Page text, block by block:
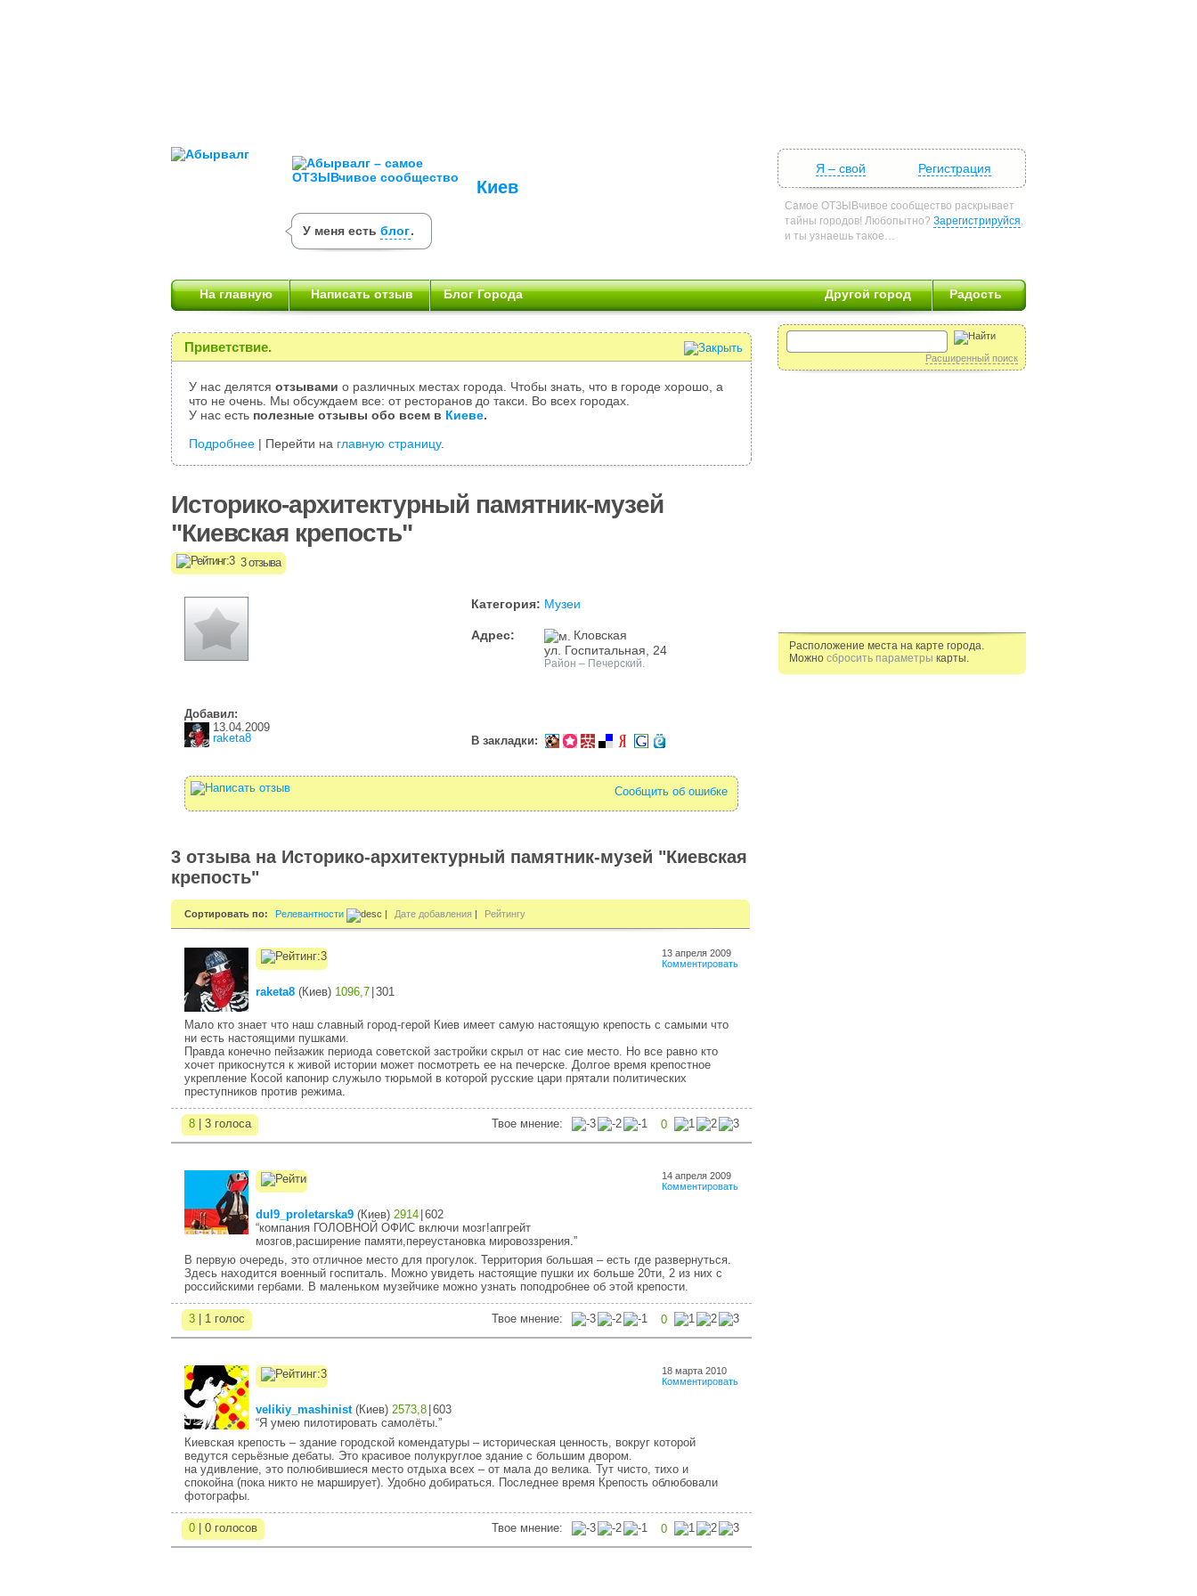
Киев
У меня есть блог.
Я – свой Регистрация
Самое ОТЗЫВчивое сообщество раскрывает
тайны городов! Любопытно? Зарегистрируйся,
и ты узнаешь такое…
На главную Написать отзыв Блог Города Другой город Радость
Приветствие.
У нас делятся отзывами о различных местах города. Чтобы знать, что в городе хорошо, а
что не очень. Мы обсуждаем все: от ресторанов до такси. Во всех городах.
У нас есть полезные отзывы обо всем в Киеве.
Подробнее | Перейти на главную страницу.
Историко-архитектурный памятник-музей
"Киевская крепость"
3 отзыва
Категория: Музеи
Адрес:
Кловская
ул. Госпитальная, 24
Район – Печерский.
Добавил:
13.04.2009
raketa8
В закладки:
Сообщить об ошибке
3 отзыва на Историко-архитектурный памятник-музей "Киевская
крепость"
Сортировать по: Релевантности Дате добавления Рейтингу
raketa8 (Киев) 1096,7 301
13 апреля 2009
Комментировать
Мало кто знает что наш славный город-герой Киев имеет самую настоящую крепость с самыми что
ни есть настоящими пушками.
Правда конечно пейзажик периода советской застройки скрыл от нас сие место. Но все равно кто
хочет прикоснутся к живой истории может посмотреть ее на печерске. Долгое время крепостное
укрепление Косой капонир служыло тюрьмой в которой русские цари прятали политических
преступников против режима.
8 | 3 голоса Твое мнение: 0
dul9_proletarska9 (Киев) 2914 602
“компания ГОЛОВНОЙ ОФИС включи мозг!апгрейт
мозгов,расширение памяти,переустановка мировоззрения.”
14 апреля 2009
Комментировать
В первую очередь, это отличное место для прогулок. Территория большая – есть где развернуться.
Здесь находится военный госпиталь. Можно увидеть настоящие пушки их больше 20ти, 2 из них с
российскими гербами. В маленьком музейчике можно узнать поподробнее об этой крепости.
3 | 1 голос Твое мнение: 0
velikiy_mashinist(Киев) 2573,8 603
“Я умею пилотировать самолёты.”
18 марта 2010
Комментировать
Киевская крепость – здание городской комендатуры – историческая ценность, вокруг которой
ведутся серьёзные дебаты. Это красивое полукруглое здание с большим двором.
на удивление, это полюбившиеся место отдыха всех – от мала до велика. Тут чисто, тихо и
спокойна (пока никто не марширует). Удобно добираться. Последнее время Крепость облюбовали
фотографы.
0 | 0 голосов Твое мнение: 0
Расширенный поиск
Расположение места на карте города.
Можно сбросить параметры карты.